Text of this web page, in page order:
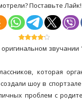
Поставьте Лайк!
которая
шоу в
проблем с